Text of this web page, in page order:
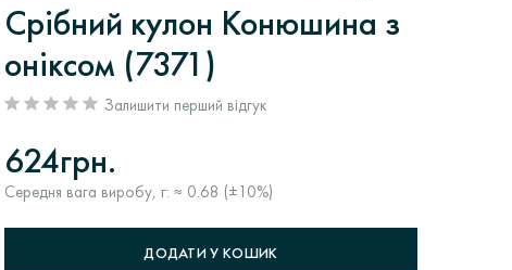
Срібний кулон Конюшина з
оніксом (7371)
Залишити перший відгук
624грн.
Середня вага виробу, г: ≈ 0.68 (±10%)
ДОДАТИ У КОШИК